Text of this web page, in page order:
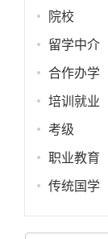
院校
留学中介
合作办学
培训就业
考级
职业教育
传统国学